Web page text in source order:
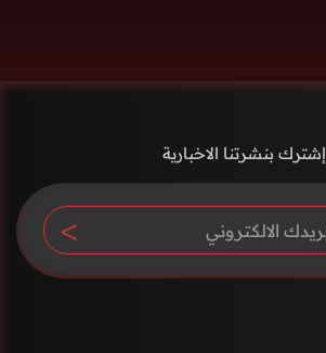
إشترك بنشرتنا الاخبارية